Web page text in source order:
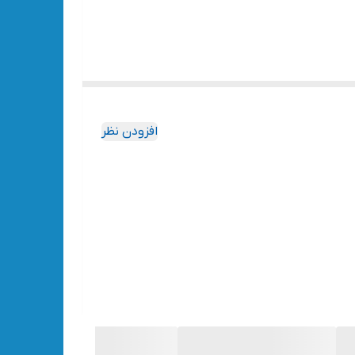
افزودن نظر